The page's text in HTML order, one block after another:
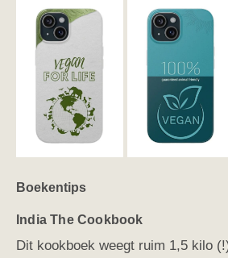
Boekentips
India The Cookbook
Dit kookboek weegt ruim 1,5 kilo